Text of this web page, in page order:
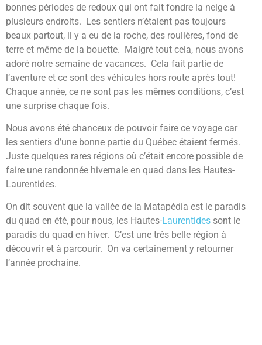
bonnes périodes de redoux qui ont fait fondre la neige à
plusieurs endroits. Les sentiers n’étaient pas toujours
beaux partout, il y a eu de la roche, des roulières, fond de
terre et même de la bouette. Malgré tout cela, nous avons
adoré notre semaine de vacances. Cela fait partie de
l’aventure et ce sont des véhicules hors route après tout!
Chaque année, ce ne sont pas les mêmes conditions, c’est
une surprise chaque fois.
Nous avons été chanceux de pouvoir faire ce voyage car
les sentiers d’une bonne partie du Québec étaient fermés.
Juste quelques rares régions où c’était encore possible de
faire une randonnée hivernale en quad dans les Hautes-
Laurentides.
On dit souvent que la vallée de la Matapédia est le paradis
du quad en été, pour nous, les Hautes-Laurentides sont le
paradis du quad en hiver. C’est une très belle région à
découvrir et à parcourir. On va certainement y retourner
l’année prochaine.